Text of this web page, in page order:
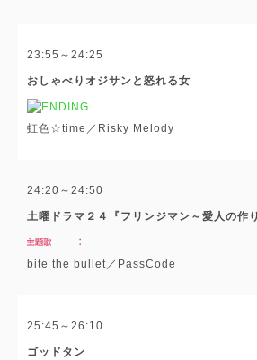
23:55～24:25
おしゃべりオジサンと怒れる女
虹色☆time／Risky Melody
24:20～24:50
土曜ドラマ２４『フリンジマン～愛人の作
bite the bullet／PassCode
25:45～26:10
ゴッドタン